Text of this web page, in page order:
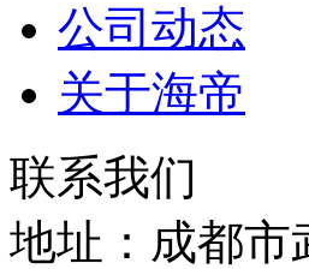
公司动态
关于海帝
联系我们
地址： 成都市